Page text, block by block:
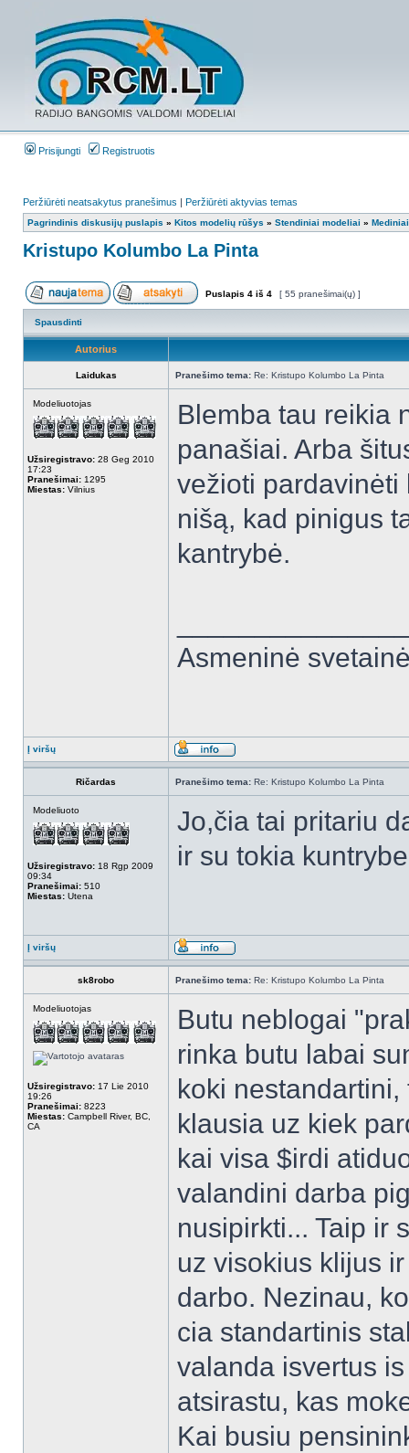
Prisijungti Registruotis
Peržiūrėti neatsakytus pranešimus | Peržiūrėti aktyvias temas
Pagrindinis diskusijų puslapis » Kitos modelių rūšys » Stendiniai modeliai »
Kristupo Kolumbo La Pinta
Puslapis 4 iš 4 [ 55 pranešimai(ų) ]
Spausdinti
Autorius
Laidukas Pranešimo tema: Re: Kristupo Kolumbo La Pinta
Modeliuotojas
Užsiregistravo: 28 Geg 2010
17:23
Pranešimai: 1295
Miestas: Vilnius
Blemba tau reikia
panašiai. Arba
vežioti
nišą, kad pinigus
kantrybė.
Asmeninė
Į viršų
Ričardas Pranešimo tema: Re: Kristupo Kolumbo La Pinta
Modeliuoto
Užsiregistravo: 18 Rgp 2009
09:34
Pranešimai: 510
Miestas: Utena
Jo,čia tai pritariu
ir su tokia
Į viršų
sk8robo Pranešimo tema: Re: Kristupo Kolumbo La Pinta
Modeliuotojas
Užsiregistravo: 17 Lie 2010
19:26
Pranešimai: 8223
Miestas: Campbell River, BC,
CA
Butu neblogai
rinka butu labai
koki
klausia uz kiek
kai visa $irdi
valandini darba
nusipirkti... Taip ir
uz visokius klijus
darbo. Nezinau,
cia standartinis
valanda isvertus
atsirastu, kas
Kai busiu